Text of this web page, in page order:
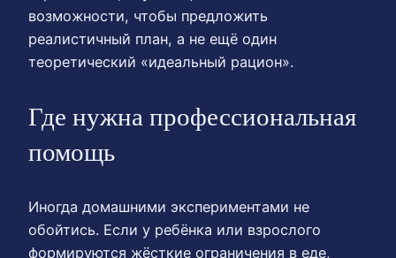
возможности, чтобы предложить
реалистичный план, а не ещё один
теоретический «идеальный рацион».
Где нужна профессиональная
помощь
Иногда домашними экспериментами не
обойтись. Если у ребёнка или взрослого
формируются жёсткие ограничения в еде,